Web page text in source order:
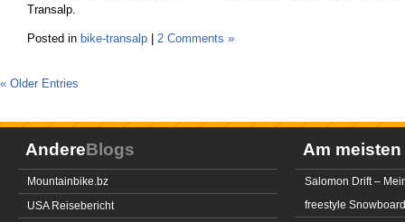
Transalp.
Posted in bike-transalp 2 Comments »
« Older Entries
AndereBlogs
Mountainbike.bz
USA Reisebericht
Am meisten
Salomon Drift –
freestyle Snowboard